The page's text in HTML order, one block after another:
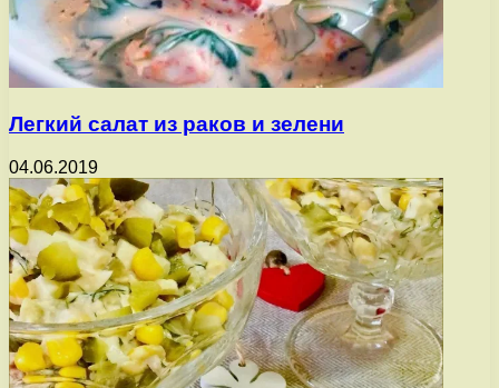
Легкий салат из раков и зелени
04.06.2019